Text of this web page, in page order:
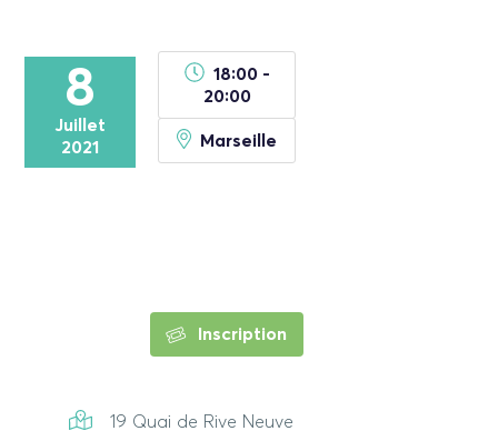
8
Juillet
2021
18:00 -
20:00
Marseille
Inscription
19 Quai de Rive Neuve